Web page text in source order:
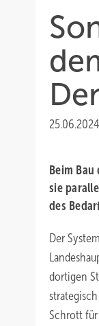
25.06.2024
Beim
sie
des
Der
dortigen
Schrott für